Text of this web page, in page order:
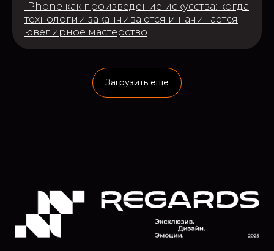
iPhone как произведение искусства: когда
технологии заканчиваются и начинается
ювелирное мастерство
Загрузить еще